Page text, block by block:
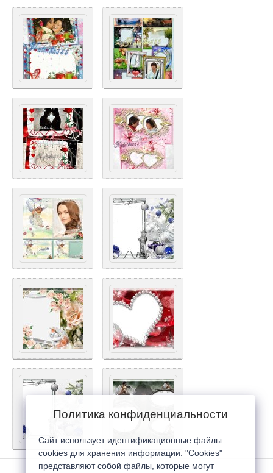
Политика конфиденциальности
Сайт использует идентификационные файлы
cookies для хранения информации. "Cookies"
представляют собой файлы, которые могут